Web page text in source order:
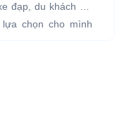
đạp, du khách khi
chọn cho mình